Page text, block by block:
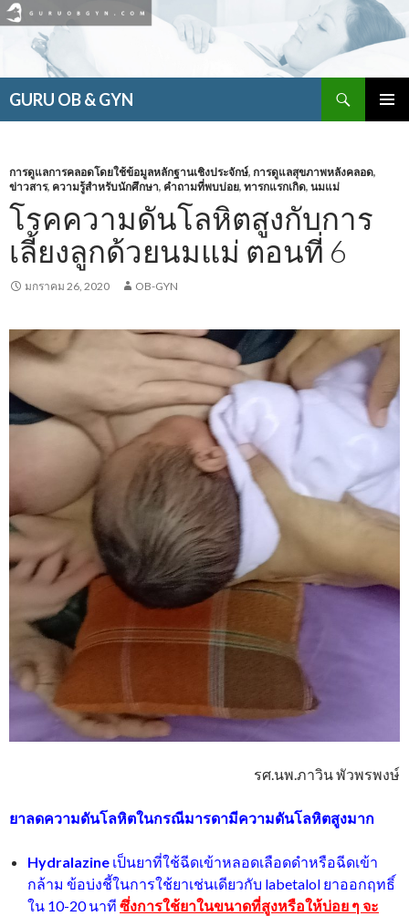
GURU OB & GYN
เนื้อหา
การดูแลการคลอดโดยใช้ข้อมูลหลักฐานเชิงประจักษ์, การดูแลสุขภาพหลังคลอด,
ข่าวสาร, ความรู้สำหรับนักศึกษา, คำถามที่พบบ่อย, ทารกแรกเกิด, นมแม่
โรคความดันโลหิตสูงกับการ
เลี้ยงลูกด้วยนมแม่ ตอนที่ 6
มกราคม 26, 2020 OB-GYN
รศ.นพ.ภาวิน พัวพรพงษ์
ยาลดความดันโลหิตในกรณีมารดามีความดันโลหิตสูงมาก
Hydralazine เป็นยาที่ใช้ฉีดเข้าหลอดเลือดดำหรือฉีดเข้า
กล้าม ข้อบ่งชี้ในการใช้ยาเช่นเดียวกับ labetalol ยาออกฤทธิ์
ใน 10-20 นาที ซึ่งการใช้ยาในขนาดที่สูงหรือให้บ่อย ๆ จะ